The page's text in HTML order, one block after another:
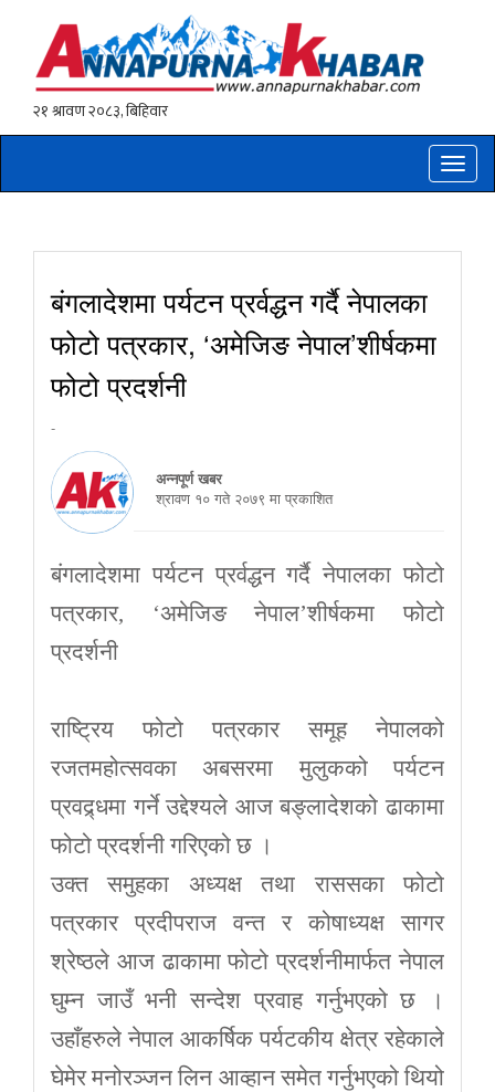
Toggle
बंगलादेशमा पर्यटन प्रर्वद्धन गर्दै नेपालका
फोटो पत्रकार, ‘अमेजिङ नेपाल’शीर्षकमा
फोटो प्रदर्शनी
-
अन्नपूर्ण खबर
श्रावण १० गते २०७९ मा प्रकाशित
बंगलादेशमा पर्यटन प्रर्वद्धन गर्दै नेपालका फोटो
पत्रकार, ‘अमेजिङ नेपाल’शीर्षकमा फोटो
प्रदर्शनी
राष्ट्रिय फोटो पत्रकार समूह नेपालको
रजतमहोत्सवका अबसरमा मुलुकको पर्यटन
प्रवद्र्धमा गर्ने उद्देश्यले आज बङ्लादेशको ढाकामा
फोटो प्रदर्शनी गरिएको छ ।
उक्त समुहका अध्यक्ष तथा राससका फोटो
पत्रकार प्रदीपराज वन्त र कोषाध्यक्ष सागर
श्रेष्ठले आज ढाकामा फोटो प्रदर्शनीमार्फत नेपाल
घुम्न जाउँ भनी सन्देश प्रवाह गर्नुभएको छ ।
उहाँहरुले नेपाल आकर्षिक पर्यटकीय क्षेत्र रहेकाले
घेमेर मनोरञ्जन लिन आव्हान समेत गर्नुभएको थियो